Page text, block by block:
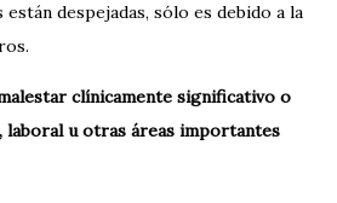
están despejadas, sólo es debido a la
clínicamente significativo o
u otras áreas importantes